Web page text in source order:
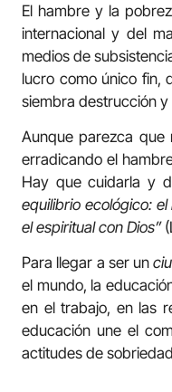
El hambre y la
internacional y del
medios de
lucro como único fin,
siembra destrucción
Aunque parezca que
erradicando el
Hay que cuidarla y
equilibrio ecológico:
el espiritual con Dios”
Para llegar a ser un
el mundo, la
en el trabajo, en las
educación une el
actitudes de